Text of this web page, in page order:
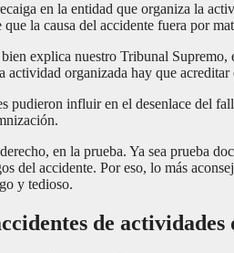
en la entidad que organiza la
la causa del accidente fuera por
explica nuestro Tribunal
actividad organizada hay que
pudieron influir en el desenlace del
en la prueba. Ya sea prueba
del accidente. Por eso, lo más
y tedioso.
de actividades